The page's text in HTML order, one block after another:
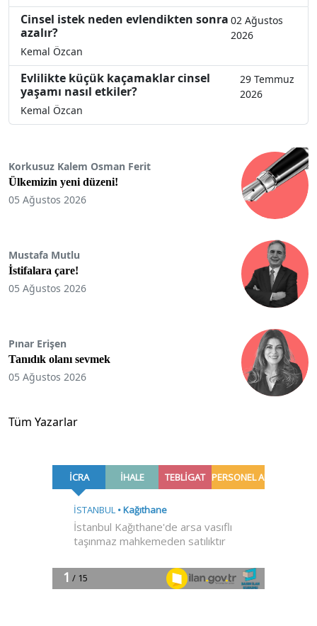
Cinsel istek neden evlendikten sonra
azalır?
02 Ağustos
2026
Kemal Özcan
Evlilikte küçük kaçamaklar cinsel
yaşamı nasıl etkiler?
29 Temmuz
2026
Kemal Özcan
Korkusuz Kalem Osman Ferit
Ülkemizin yeni düzeni!
05 Ağustos 2026
Mustafa Mutlu
İstifalara çare!
05 Ağustos 2026
Pınar Erişen
Tanıdık olanı sevmek
05 Ağustos 2026
Tüm Yazarlar